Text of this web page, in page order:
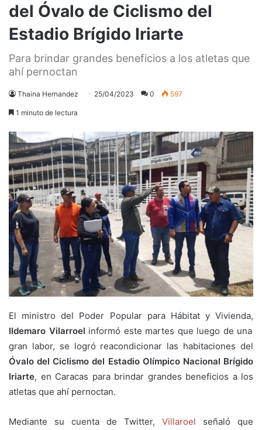
del Óvalo de Ciclismo del
Estadio Brígido Iriarte
Para brindar grandes beneficios a los atletas que
ahí pernoctan
Thaina Hernandez 25/04/2023 0 597
1 minuto de lectura
El ministro del Poder Popular para Hábitat y Vivienda,
Ildemaro Vilarroel informó este martes que luego de una
gran labor, se logró reacondicionar las habitaciones del
Óvalo del Ciclismo del Estadio Olímpico Nacional Brígido
Iriarte, en Caracas para brindar grandes beneficios a los
atletas que ahí pernoctan.
Mediante su cuenta de Twitter, Villaroel señaló que